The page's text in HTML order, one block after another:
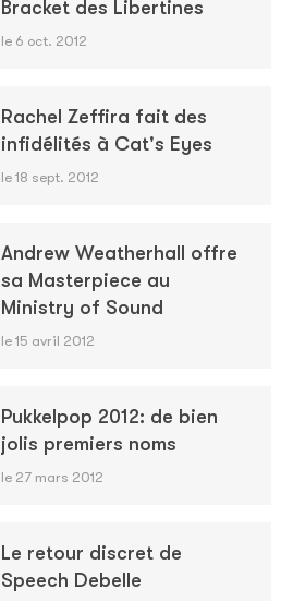
Bracket des Libertines
le 6 oct. 2012
Rachel Zeffira fait des
infidélités à Cat's Eyes
le 18 sept. 2012
Andrew Weatherhall offre
sa Masterpiece au
Ministry of Sound
le 15 avril 2012
Pukkelpop 2012: de bien
jolis premiers noms
le 27 mars 2012
Le retour discret de
Speech Debelle